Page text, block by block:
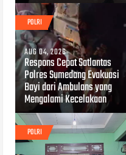
POLRI
AUG 04, 2026
Respons Cepat Satlantas
Polres Sumedang Evakuasi
Bayi dari Ambulans yang
Mengalami Kecelakaan
POLRI